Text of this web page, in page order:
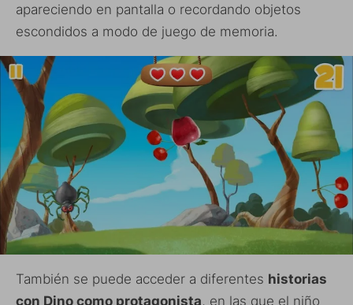
apareciendo en pantalla o recordando objetos
escondidos a modo de juego de memoria.
También se puede acceder a diferentes historias
con Dino como protagonista, en las que el niño